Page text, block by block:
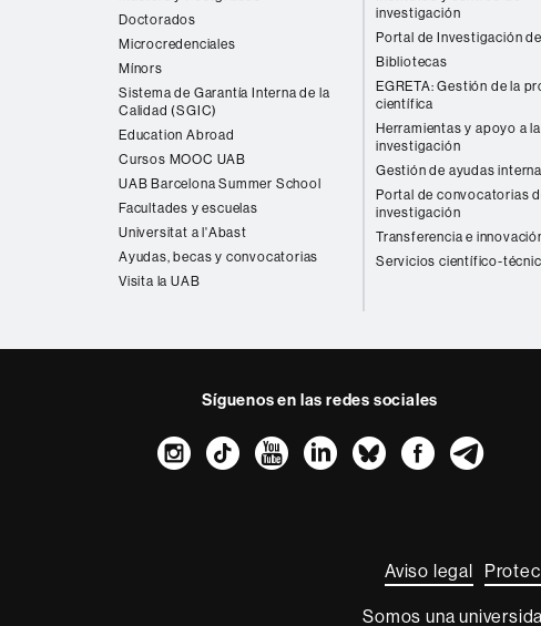
Doctorados
Microcredenciales
Mínors
Sistema de Garantía Interna de la
Calidad (SGIC)
Education Abroad
Cursos MOOC UAB
UAB Barcelona Summer School
Facultades y escuelas
Universitat a l'Abast
Ayudas, becas y convocatorias
Visita la UAB
investigación
Portal de Investigación
Bibliotecas
EGRETA: Gestión de la
científica
Herramientas y apoyo a la
investigación
Gestión de ayudas
Portal de convocatorias
investigación
Transferencia e
Servicios científico-
Síguenos en las redes sociales
Instagram
TikTokYouTube
LinkedIn
Bluesky
Aviso legal
Somos una